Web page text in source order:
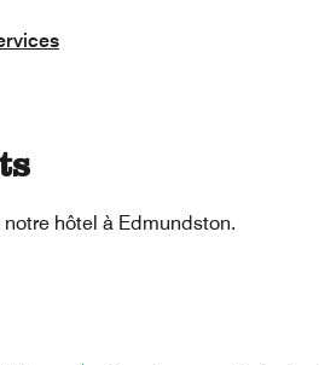
hôtel à Edmundston.